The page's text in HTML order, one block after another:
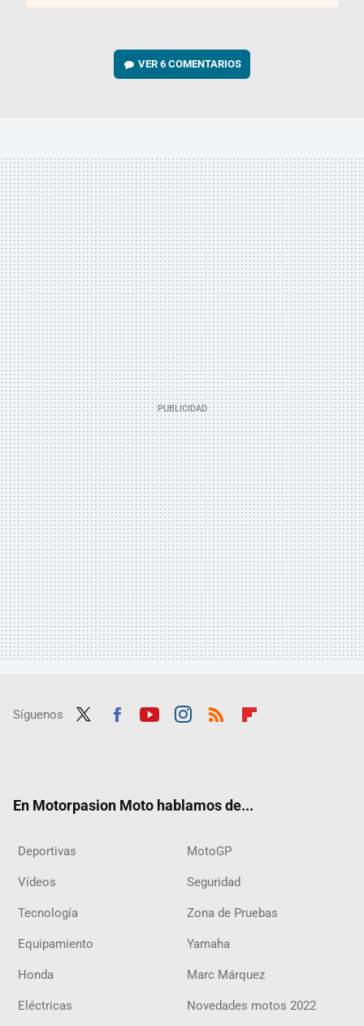
VER6 COMENTARIOS
Síguenos
En Motorpasion Moto hablamos de...
Deportivas MotoGP
Vídeos Seguridad
Tecnología Zona de Pruebas
Equipamiento Yamaha
Honda Marc Márquez
Eléctricas Novedades motos 2022